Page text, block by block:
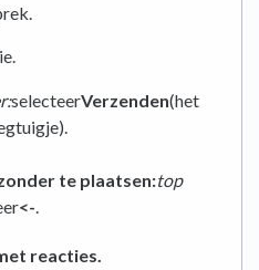
selecteerVerzenden(het
te plaatsen:top
<-.
reacties.